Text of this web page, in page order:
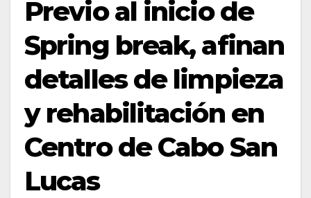
Previo al inicio de
Spring break, afinan
detalles de limpieza
y rehabilitación en
Centro de Cabo San
Lucas